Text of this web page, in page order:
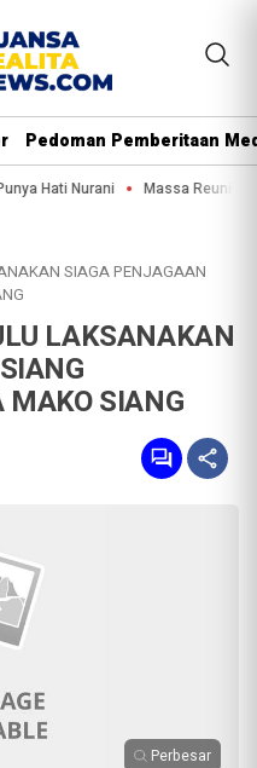
Pedoman Pemberitaan
Massa Reuni 212 Hanya Bisa
SIAGA PENJAGAAN
LAKSANAKAN
SIANG
Perbesar